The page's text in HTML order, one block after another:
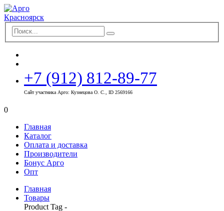
+7 (912) 812-89-77
Сайт участника Арго: Кузнецова О. С., ID 2569166
0
Главная
Каталог
Оплата и доставка
Производители
Бонус Арго
Опт
Главная
Товары
Product Tag -